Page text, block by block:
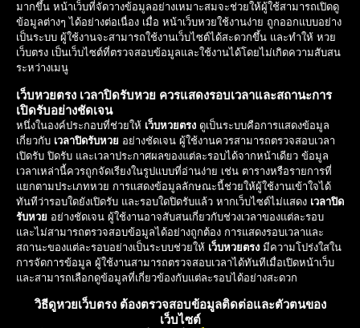
มากขึ้น หน้าเว็บที่จัดวางข้อมูลอย่างเหมาะสมจะช่วยให้ผู้ใช้สามารถเปิดดู
ข้อมูลต่างๆ ได้อย่างต่อเนื่อง เมื่อ หน้าเว็บหวยใช้งานง่าย ถูกออกแบบอย่าง
เป็นระบบ ผู้ใช้งานจะสามารถใช้งานเว็บไซต์ได้สะดวกขึ้น และทำให้ หวย
เว็บตรง เป็นเว็บไซต์ที่ตรวจสอบข้อมูลและใช้งานได้โดยไม่เกิดความสับสน
ระหว่างเมนู
เว็บหวยตรง เวลาปิดรับหวย ควรแสดงรอบเวลาและสถานะการ
เปิดรับอย่างชัดเจน
หนึ่งในองค์ประกอบที่ช่วยให้ เว็บหวยตรง ดูเป็นระบบคือการแสดงข้อมูล
เกี่ยวกับ เวลาปิดรับหวย อย่างชัดเจน ผู้ใช้งานควรสามารถตรวจสอบเวลา
เปิดรับ ปิดรับ และเวลาประกาศผลของแต่ละรอบได้จากหน้าเดียว ข้อมูล
เวลาเหล่านี้ควรถูกจัดเรียงในรูปแบบที่อ่านง่าย เช่น ตารางหรือรายการที่
แยกตามประเภทหวย การแสดงข้อมูลลักษณะนี้ช่วยให้ผู้ใช้งานเข้าใจได้
ทันทีว่ารอบใดยังเปิดรับ และรอบใดปิดรับแล้ว หากเว็บไซต์ไม่แสดง เวลาปิด
รับหวย อย่างชัดเจน ผู้ใช้งานอาจสับสนเกี่ยวกับช่วงเวลาของแต่ละรอบ
และไม่สามารถตรวจสอบข้อมูลได้อย่างถูกต้อง การแสดงรอบเวลาและ
สถานะของแต่ละรอบอย่างเป็นระบบช่วยให้ เว็บหวยตรง มีความโปร่งใสใน
การจัดการข้อมูล ผู้ใช้งานสามารถตรวจสอบเวลาได้ทันทีเมื่อเปิดหน้าเว็บ
และสามารถเลือกดูข้อมูลที่เกี่ยวข้องกับแต่ละรอบได้อย่างสะดวก
วิธีดูหวยเว็บตรง ต้องตรวจสอบข้อมูลติดต่อและตัวตนของ
เว็บไซต์